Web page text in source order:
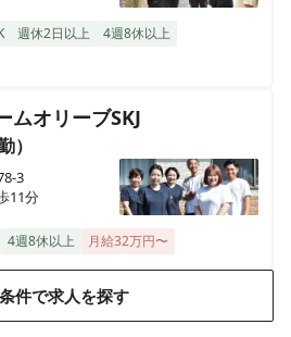
の宿
14番3号
グループホーム
7丁目6-4
の宿
丁目6-4
根野湯
週休2日以上
4週8休以上
ムオリーブSKJ
）
3
11分
4週8休以上 月給32万円〜
件で求人を探す